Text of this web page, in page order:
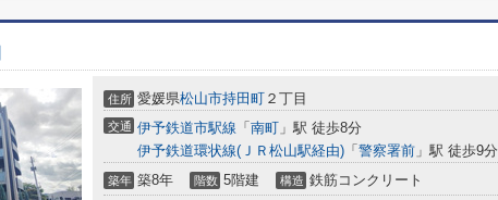
住所 愛媛県松山市持田町 ２丁目
交通 伊予鉄道市駅線 「 南町 」駅 徒歩8分
伊予鉄道環状線(ＪＲ松山駅経由) 「 警察署前 」駅 徒歩9分
築年 築8年 階数 5階建 構造 鉄筋コンクリート